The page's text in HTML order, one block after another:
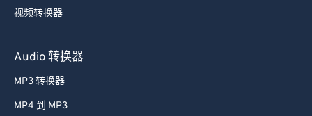
视频转换器
Audio 转换器
MP3 转换器
MP4 到 MP3